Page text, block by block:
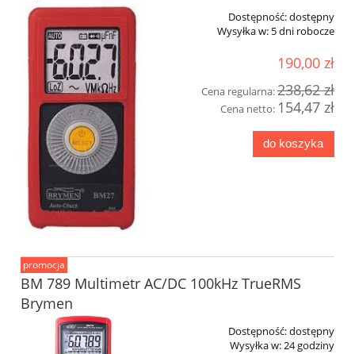
Dostępność:dostępny
Wysyłka w: 5 dni robocze
190,00 zł
Cena regularna:238,62 zł
Cena netto: 154,47 zł
do koszyka
BM 789 Multimetr AC/DC 100kHz TrueRMS
Brymen
Dostępność:dostępny
Wysyłka w:24 godziny
promocja